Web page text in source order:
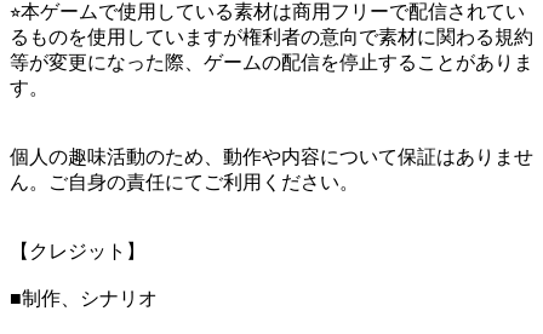
⭐︎本ゲームで使用している素材は商用フリーで配信されてい
るものを使用していますが権利者の意向で素材に関わる規約
等が変更になった際、ゲームの配信を停止することがありま
す。
個人の趣味活動のため、動作や内容について保証はありませ
ん。ご自身の責任にてご利用ください。
【クレジット】
■制作、シナリオ